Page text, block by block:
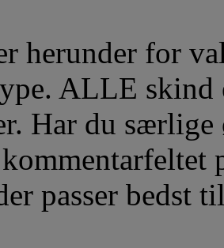
herunder for
ALLE
Har du
passer bedst